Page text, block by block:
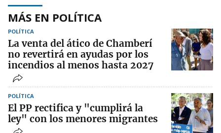
MÁS EN POLÍTICA
POLÍTICA
La venta del ático de Chamberí
no revertirá en ayudas por los
incendios al menos hasta 2027
POLÍTICA
El PP rectifica y "cumplirá la
ley" con los menores migrantes